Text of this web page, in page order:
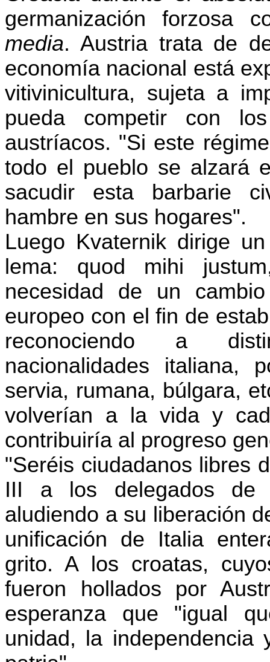
germanización forzosa
media. Austria trata de
economía nacional está
vitivinicultura, sujeta a
pueda competir con
austríacos. "Si este
todo el pueblo se alzará
sacudir esta barbarie
hambre en sus hogares".
Luego Kvaternik dirige
lema: quod mihi
necesidad de un
europeo con el fin de
reconociendo a
nacionalidades italiana,
servia, rumana, búlgara,
volverían a la vida y
contribuiría al progreso
"Seréis ciudadanos libres
III a los delegados de
aludiendo a su liberación
unificación de Italia
grito. A los croatas,
fueron hollados por
esperanza que "igual
unidad, la